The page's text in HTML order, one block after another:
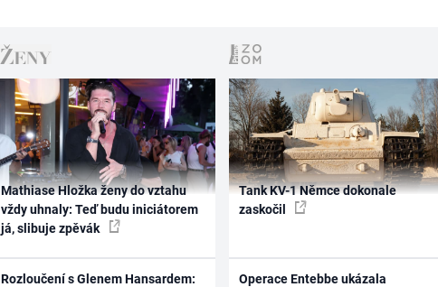
Mathiase Hložka ženy do vztahu
vždy uhnaly: Teď budu iniciátorem
já, slibuje zpěvák
Rozloučení s Glenem Hansardem:
Tank KV-1 Němce dokonale
zaskočil
Operace Entebbe ukázala